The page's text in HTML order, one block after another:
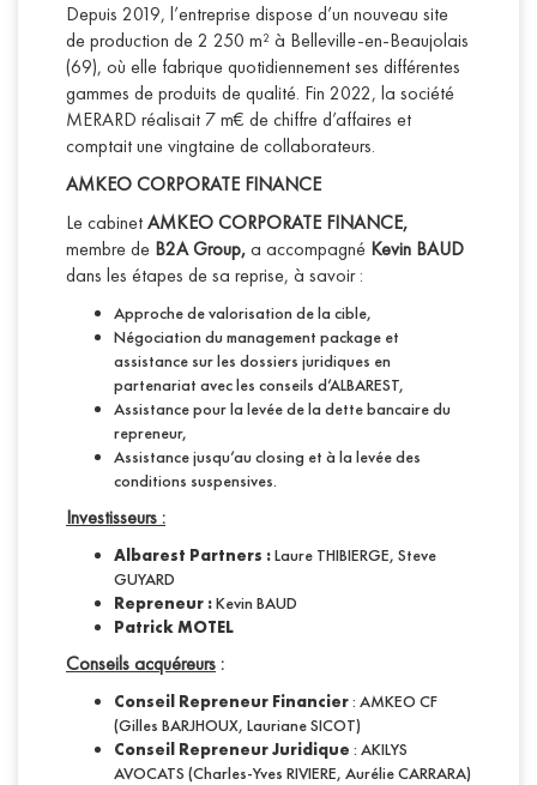
Depuis 2019, l’entreprise dispose d’un nouveau site
de production de 2 250 m² à Belleville-en-Beaujolais
(69), où elle fabrique quotidiennement ses différentes
gammes de produits de qualité. Fin 2022, la société
MERARD réalisait 7 m€ de chiffre d’affaires et
comptait une vingtaine de collaborateurs.
AMKEO CORPORATE FINANCE
Le cabinetAMKEO CORPORATE FINANCE,
membre de B2A Group,a accompagné Kevin BAUD
dans les étapes de sa reprise, à savoir :
Approche de valorisation de la cible,
Négociation du management package et
assistance sur les dossiers juridiques en
partenariat avec les conseils d’ALBAREST,
Assistance pour la levée de la dette bancaire du
repreneur,
Assistance jusqu’au closing et à la levée des
conditions suspensives.
Investisseurs :
Albarest Partners :Laure THIBIERGE, Steve
GUYARD
Repreneur :Kevin BAUD
Patrick MOTEL
Conseils acquéreurs :
Conseil Repreneur Financier: AMKEO CF
(Gilles BARJHOUX, Lauriane SICOT)
Conseil Repreneur Juridique : AKILYS
AVOCATS (Charles-Yves RIVIERE, Aurélie CARRARA)